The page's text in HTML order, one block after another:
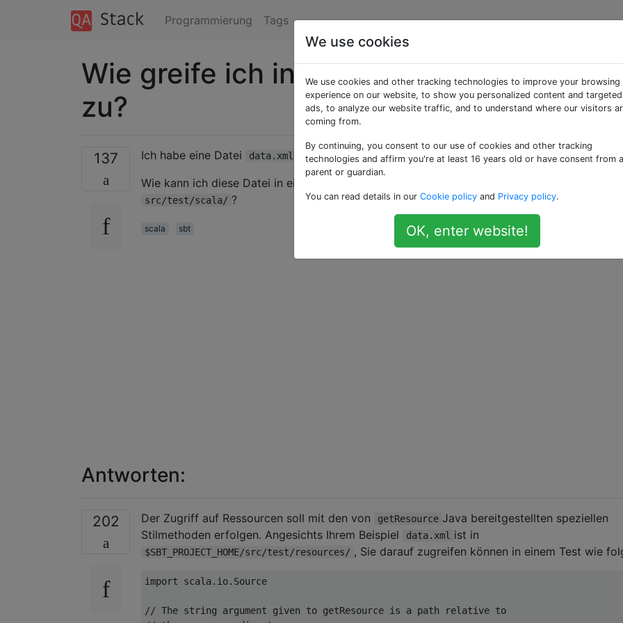
Programmierung Tags
Wie greife ich in Scala auf
zu?
137 Ich habe eine Datei data.xml in src/test/resources/ .
Wie kann ich diese Datei in ein neues lesen
src/test/scala/ ?
scala sbt
Antworten:
202 Der Zugriff auf Ressourcen soll mit den von getResource Java bereitgestellten speziellen
Stilmethoden erfolgen. Angesichts Ihrem Beispiel
data.xml ist in
$SBT_PROJECT_HOME/src/test/resources/ , Sie darauf zugreifen können in einem Test wie
import scala. io. Source
// The string argument given to getResource is a path relative to
We use cookies
We use cookies and other tracking technologies to improve your browsing
experience on our website, to show you personalized content and targeted
ads, to analyze our website traffic, and to understand where our visitors
coming from.
By continuing, you consent to our use of cookies and other tracking
technologies and affirm you're at least 16 years old or have consent from a
parent or guardian.
You can read details in our Cookie policy and Privacy policy.
OK, enter website!